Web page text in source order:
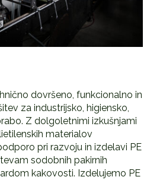
dovršeno, funkcionalno in
za industrijsko, higiensko,
Z dolgoletnimi izkušnjami
materialov
pri razvoju in izdelavi PE
sodobnih pakirnih
kakovosti. Izdelujemo PE